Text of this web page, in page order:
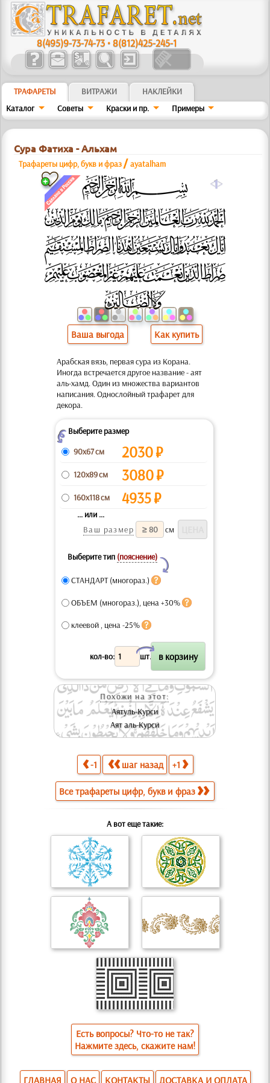
8(495)9-73-74-73 •8(812)425-245-1
ТРАФАРЕТЫ ВИТРАЖИ
НАКЛЕЙКИ
Каталог
Советы Краски и пр. Примеры
Сура Фатиха - Альхам
Трафареты цифр, букв и фраз /ayatalham
a
Ваша выгода Как купить
Арабская вязь, первая сура из Корана.
Иногда встречается другое название - аят
аль-хамд. Один из множества вариантов
написания. Однослойный трафарет для
декора.
ZВыберите размер
90x67 см
2030₽
120x89 см 3080₽
160x118 см 4935₽
... или ...
Ваш размер
см
Выберите тип (пояснение)
Y
СТАНДАРТ (многораз.)
ОБЪЕМ (многораз.), цена +30%
клеевой , цена -25%
кол-во: шт.
X
Похожи на этот:
Аятуль-Курси
Аят аль-Курси
-1 шаг назад +1
Все трафареты цифр, букв и фраз
А вот еще такие:
Есть вопросы? Что-то не так?
Нажмите здесь, скажите нам!
ГЛАВНАЯ О НАС КОНТАКТЫ ДОСТАВКА И ОПЛАТА